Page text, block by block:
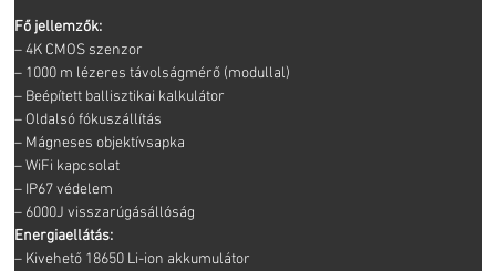
Fő jellemzők:
– 4K CMOS szenzor
– 1000 m lézeres távolságmérő (modullal)
– Beépített ballisztikai kalkulátor
– Oldalsó fókuszállítás
– Mágneses objektívsapka
– WiFi kapcsolat
– IP67 védelem
– 6000J visszarúgásállóság
Energiaellátás:
– Kivehető 18650 Li-ion akkumulátor